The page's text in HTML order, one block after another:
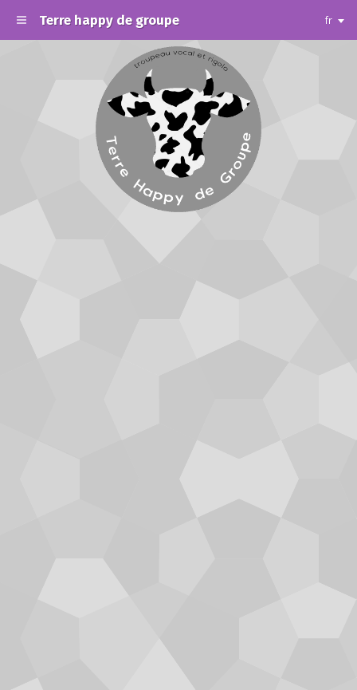
Terre happy de groupe fr